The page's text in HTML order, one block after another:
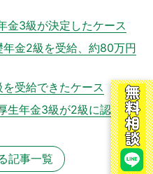
金3級が決定したケース
金2級を受給、約80万円
受給できたケース
生年金3級が2級に認定に
記事一覧